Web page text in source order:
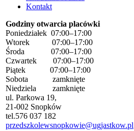
Kontakt
Godziny otwarcia placówki
Poniedziałek 07:00–17:00
Wtorek 07:00–17:00
Środa 07:00–17:00
Czwartek 07:00–17:00
Piątek 07:00–17:00
Sobota zamknięte
Niedziela zamknięte
ul. Parkowa 19,
21-002 Snopków
tel.576 037 182
przedszkolewsnopkowie@ugjastkow.pl